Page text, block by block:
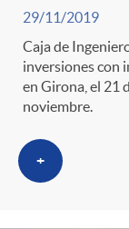
29/11/2019
Caja de
inversiones con
en Girona, el 21
noviembre.
+